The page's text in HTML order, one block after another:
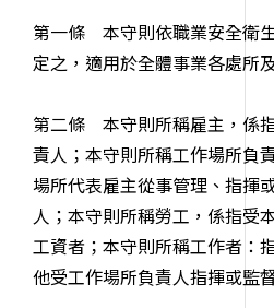
第一條 本守則依職業安全衛
定之，適用於全體事業各處所
第二條 本守則所稱雇主，係
責人；本守則所稱工作場所負
場所代表雇主從事管理、指揮
人；本守則所稱勞工，係指受
工資者；本守則所稱工作者：
他受工作場所負責人指揮或監